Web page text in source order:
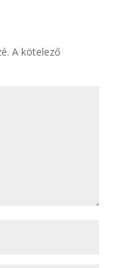
A kötelező